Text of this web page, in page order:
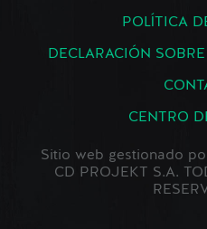
POLÍTICA
DECLARACIÓN
CENTRO
Sitio web gestionado
CD PROJEKT S.A.